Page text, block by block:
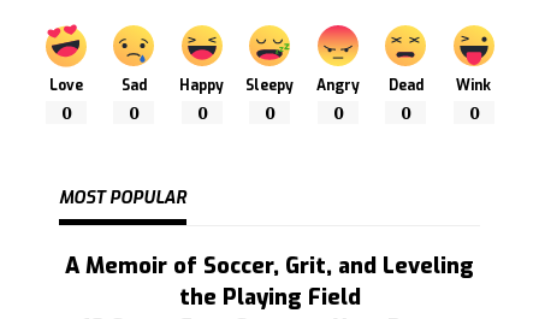
Love
0
Sad
0
Happy
0
Sleepy
0
Angry
0
Dead
0
Wink
0
MOST POPULAR
A Memoir of Soccer, Grit, and Leveling
the Playing Field